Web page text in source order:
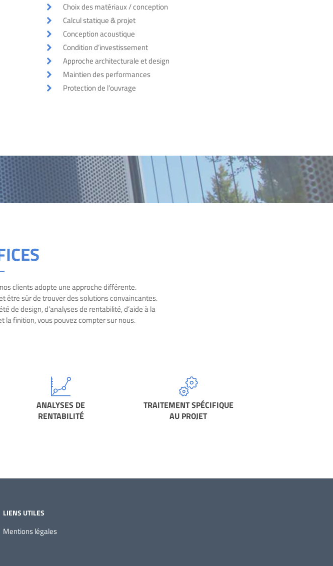
Choix des matériaux / conception
Calcul statique & projet
Conception acoustique
Condition d’investissement
Approche architecturale et design
Maintien des performances
Protection de l’ouvrage
clients adopte une approche différente.
être sûr de trouver des solutions convaincantes.
de design, d’analyses de rentabilité, d’aide à la
la finition, vous pouvez compter sur nous.
ANALYSES DE
RENTABILITÉ
TRAITEMENT SPÉCIFIQUE
AU PROJET
LIENS UTILES
Mentions légales